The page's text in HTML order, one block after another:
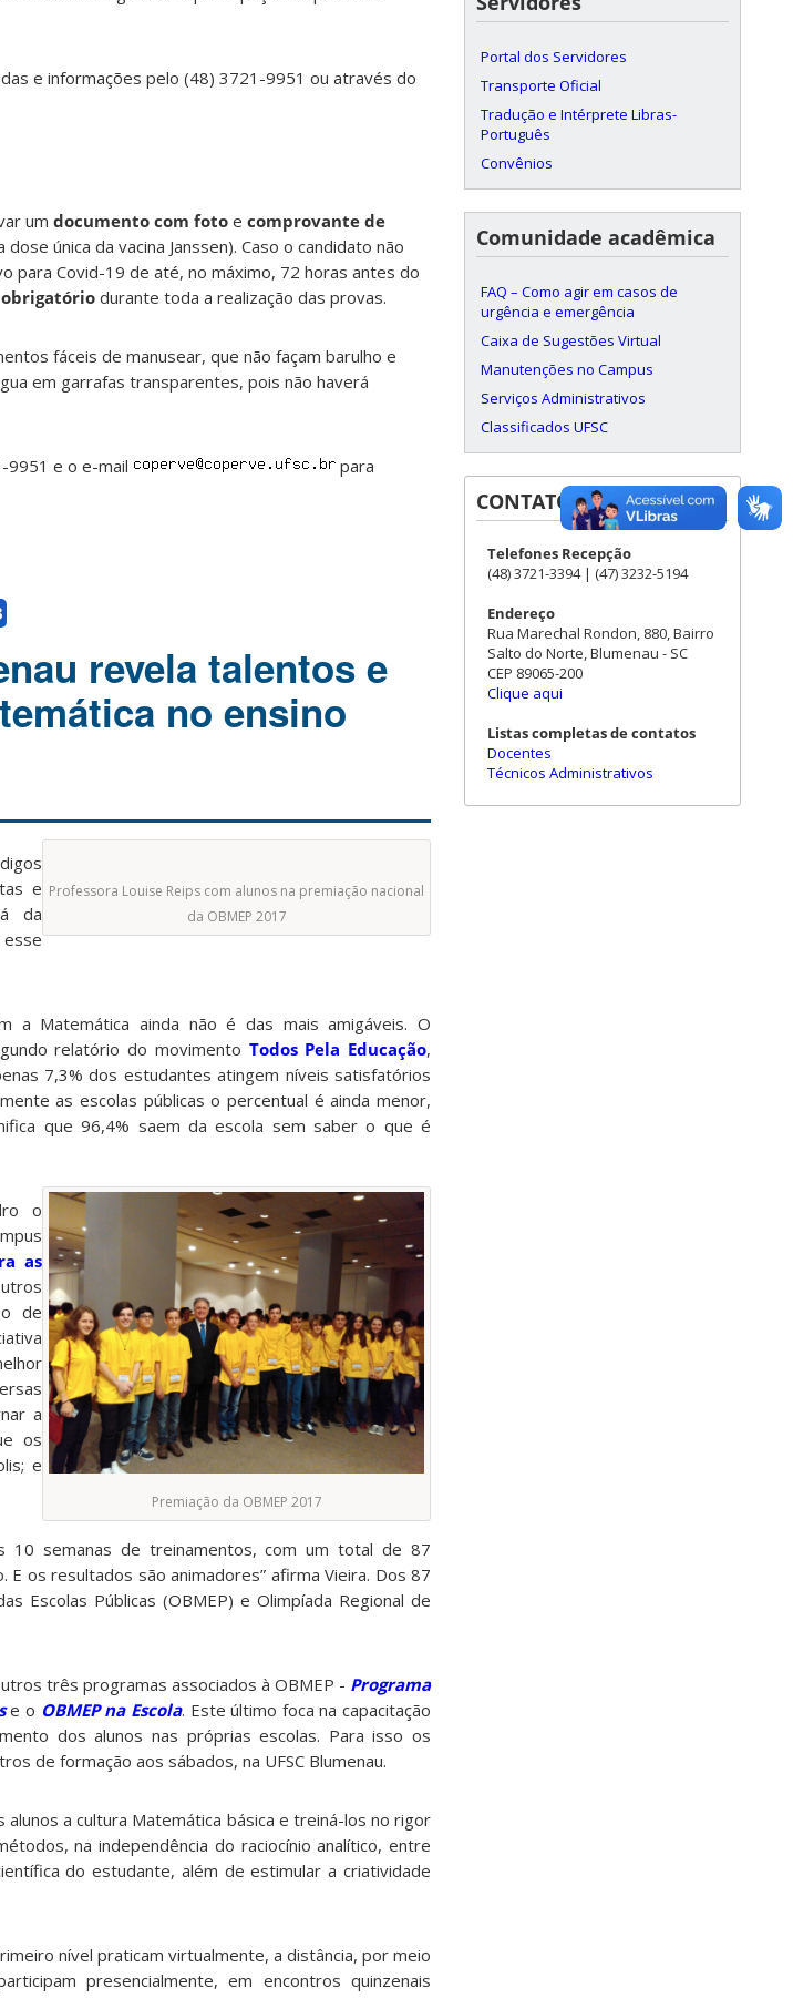
e informações pelo (48) 3721-9951 ou através do
um documento com foto e comprovante de
única da vacina Janssen). Caso o candidato não
para Covid-19 de até, no máximo, 72 horas antes do
obrigatório durante toda a realização das provas.
fáceis de manusear, que não façam barulho e
em garrafas transparentes, pois não haverá
9951 e o e-mail
para
revela talentos e
no ensino
Professora Louise Reips com alunos na premiação nacional
da OBMEP 2017
e
da
a Matemática ainda não é das mais amigáveis. O
relatório do movimento Todos Pela Educação,
7,3% dos estudantes atingem níveis satisfatórios
as escolas públicas o percentual é ainda menor,
que 96,4% saem da escola sem saber o que é
Premiação da OBMEP 2017
o
as
de
a
os
e
10 semanas de treinamentos, com um total de 87
os resultados são animadores” afirma Vieira. Dos 87
Escolas Públicas (OBMEP) e Olimpíada Regional de
três programas associados à OBMEP - Programa
e o OBMEP na Escola. Este último foca na capacitação
dos alunos nas próprias escolas. Para isso os
de formação aos sábados, na UFSC Blumenau.
alunos a cultura Matemática básica e treiná-los no rigor
na independência do raciocínio analítico, entre
do estudante, além de estimular a criatividade
nível praticam virtualmente, a distância, por meio
presencialmente, em encontros quinzenais
Portal dos Servidores
Transporte Oficial
Tradução e Intérprete Libras-
Português
Convênios
Comunidade acadêmica
FAQ – Como agir em casos de
urgência e emergência
Caixa de Sugestões Virtual
Manutenções no Campus
Serviços Administrativos
Classificados UFSC
CONTATOS
Telefones Recepção
(48) 3721-3394 | (47) 3232-5194
Endereço
Rua Marechal Rondon, 880, Bairro
Salto do Norte, Blumenau - SC
CEP 89065-200
Clique aqui
Listas completas de contatos
Docentes
Técnicos Administrativos